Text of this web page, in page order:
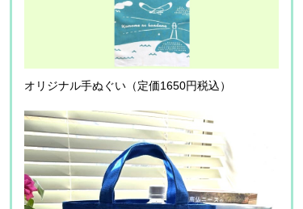
オリジナル手ぬぐい（定価1650円税込）